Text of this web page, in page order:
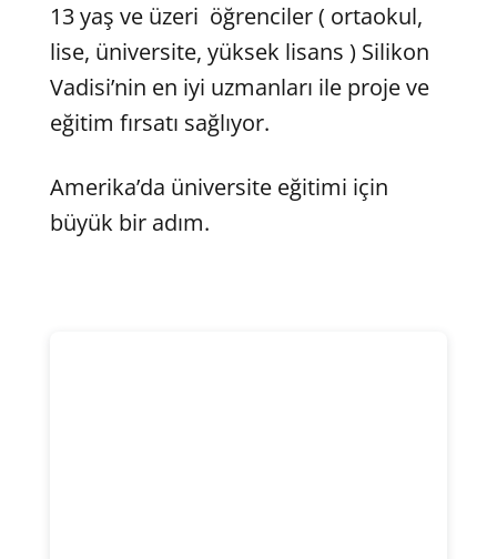
13 yaş ve üzeri öğrenciler ( ortaokul,
lise, üniversite, yüksek lisans ) Silikon
Vadisi’nin en iyi uzmanları ile proje ve
eğitim fırsatı sağlıyor.
Amerika’da üniversite eğitimi için
büyük bir adım.